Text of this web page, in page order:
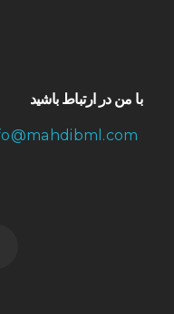
با من در ارتباط باشید